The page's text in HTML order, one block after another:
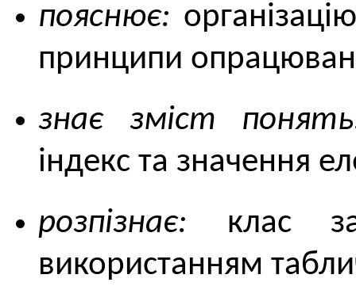
пояснює:
принципи
знає зміст
індекс та значення
розпізнає: клас
використанням